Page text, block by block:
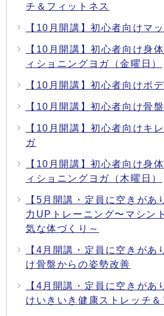
チ＆フィットネス
【10月開講】初心者向けマ
【10月開講】初心者向け身
ィショニングヨガ（金曜日）
【10月開講】初心者向けボ
【10月開講】初心者向け骨
【10月開講】初心者向けキ
ガ
【10月開講】初心者向け身
ィショニングヨガ（木曜日）
【5月開講・定員に空きがあ
力UPトレーニング〜マシン
気な体づくり～
【4月開講・定員に空きがあ
け骨盤からの姿勢改善
【4月開講・定員に空きがあ
けいきいき健康ストレッチ＆